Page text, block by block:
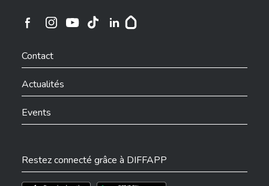
Ville de Differdange sur Instagram
Contact
Actualités
Events
Restez connecté grâce à DIFFAPP